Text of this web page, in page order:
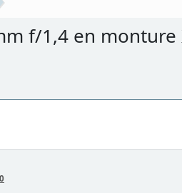
f/1,4 en monture